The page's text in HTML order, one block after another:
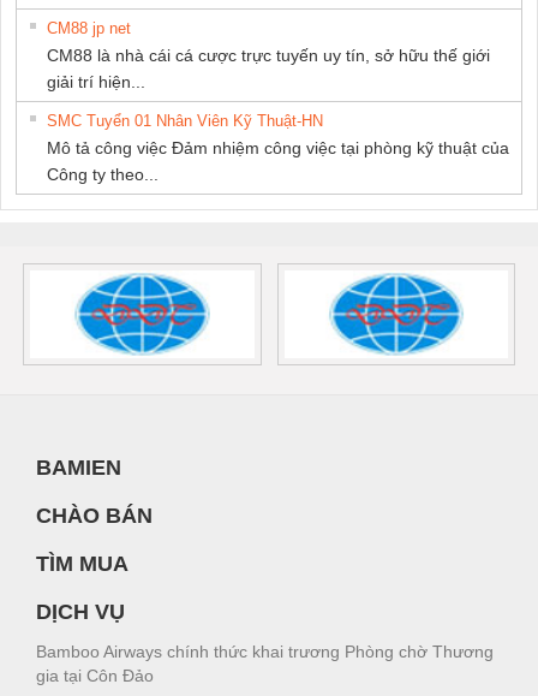
CM88 jp net
CM88 là nhà cái cá cược trực tuyến uy tín, sở hữu thế giới
giải trí hiện...
SMC Tuyển 01 Nhân Viên Kỹ Thuật-HN
Mô tả công việc Đảm nhiệm công việc tại phòng kỹ thuật của
Công ty theo...
BAMIEN
CHÀO BÁN
TÌM MUA
DỊCH VỤ
Bamboo Airways chính thức khai trương Phòng chờ Thương
gia tại Côn Đảo